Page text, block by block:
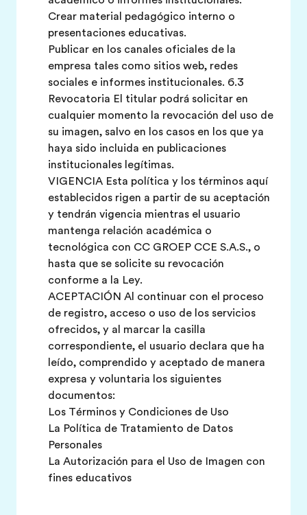
Crear material pedagógico interno o
presentaciones educativas.
Publicar en los canales oficiales de la
empresa tales como sitios web, redes
sociales e informes institucionales. 6.3
Revocatoria El titular podrá solicitar en
cualquier momento la revocación del uso de
su imagen, salvo en los casos en los que ya
haya sido incluida en publicaciones
institucionales legítimas.
VIGENCIA Esta política y los términos aquí
establecidos rigen a partir de su aceptación
y tendrán vigencia mientras el usuario
mantenga relación académica o
tecnológica con CC GROEP CCE S.A.S., o
hasta que se solicite su revocación
conforme a la Ley.
ACEPTACIÓN Al continuar con el proceso
de registro, acceso o uso de los servicios
ofrecidos, y al marcar la casilla
correspondiente, el usuario declara que ha
leído, comprendido y aceptado de manera
expresa y voluntaria los siguientes
documentos:
Los Términos y Condiciones de Uso
La Política de Tratamiento de Datos
Personales
La Autorización para el Uso de Imagen con
fines educativos